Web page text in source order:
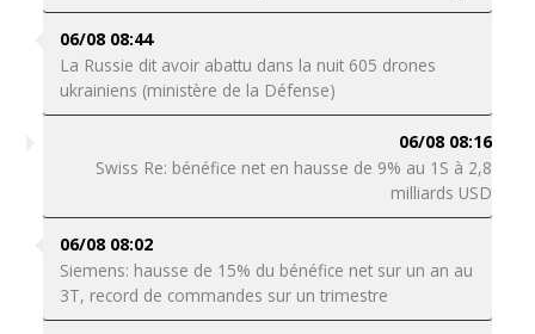
06/08 08:44
La Russie dit avoir abattu dans la nuit 605 drones
ukrainiens (ministère de la Défense)
06/08 08:16
Swiss Re: bénéfice net en hausse de 9% au 1S à 2,8
milliards USD
06/08 08:02
Siemens: hausse de 15% du bénéfice net sur un an au
3T, record de commandes sur un trimestre